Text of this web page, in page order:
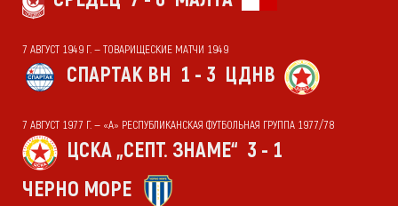
7 АВГУСТ 1949 Г. — ТОВАРИЩЕСКИЕ МАТЧИ 1949
СПАРТАК ВН 1 - 3 ЦДНВ
7 АВГУСТ 1977 Г. — «А» РЕСПУБЛИКАНСКАЯ ФУТБОЛЬНАЯ ГРУППА 1977/78
ЦСКА „СЕПТ. ЗНАМЕ“ 3 - 1
ЧЕРНО МОРЕ